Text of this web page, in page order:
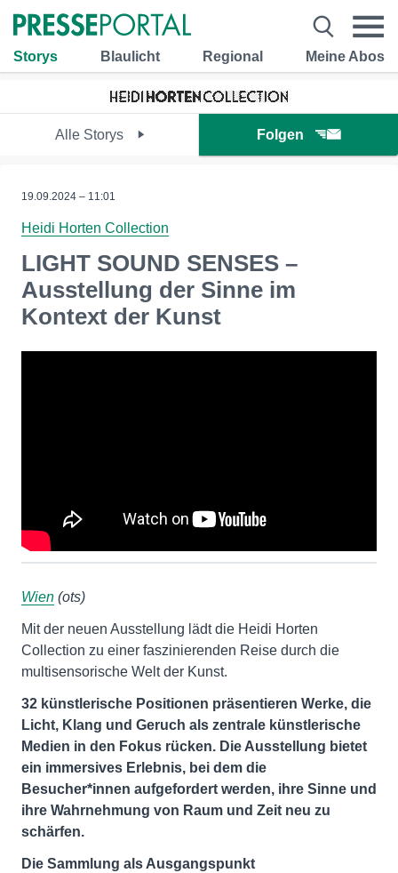
Storys Blaulicht Regional Meine Abos
Alle Storys Folgen
19.09.2024 – 11:01
Heidi Horten Collection
LIGHT SOUND SENSES –
Ausstellung der Sinne im
Kontext der Kunst
Wien (ots)
Mit der neuen Ausstellung lädt die Heidi Horten
Collection zu einer faszinierenden Reise durch die
multisensorische Welt der Kunst.
32 künstlerische Positionen präsentieren Werke, die
Licht, Klang und Geruch als zentrale künstlerische
Medien in den Fokus rücken. Die Ausstellung bietet
ein immersives Erlebnis, bei dem die
Besucher*innen aufgefordert werden, ihre Sinne und
ihre Wahrnehmung von Raum und Zeit neu zu
schärfen.
Die Sammlung als Ausgangspunkt